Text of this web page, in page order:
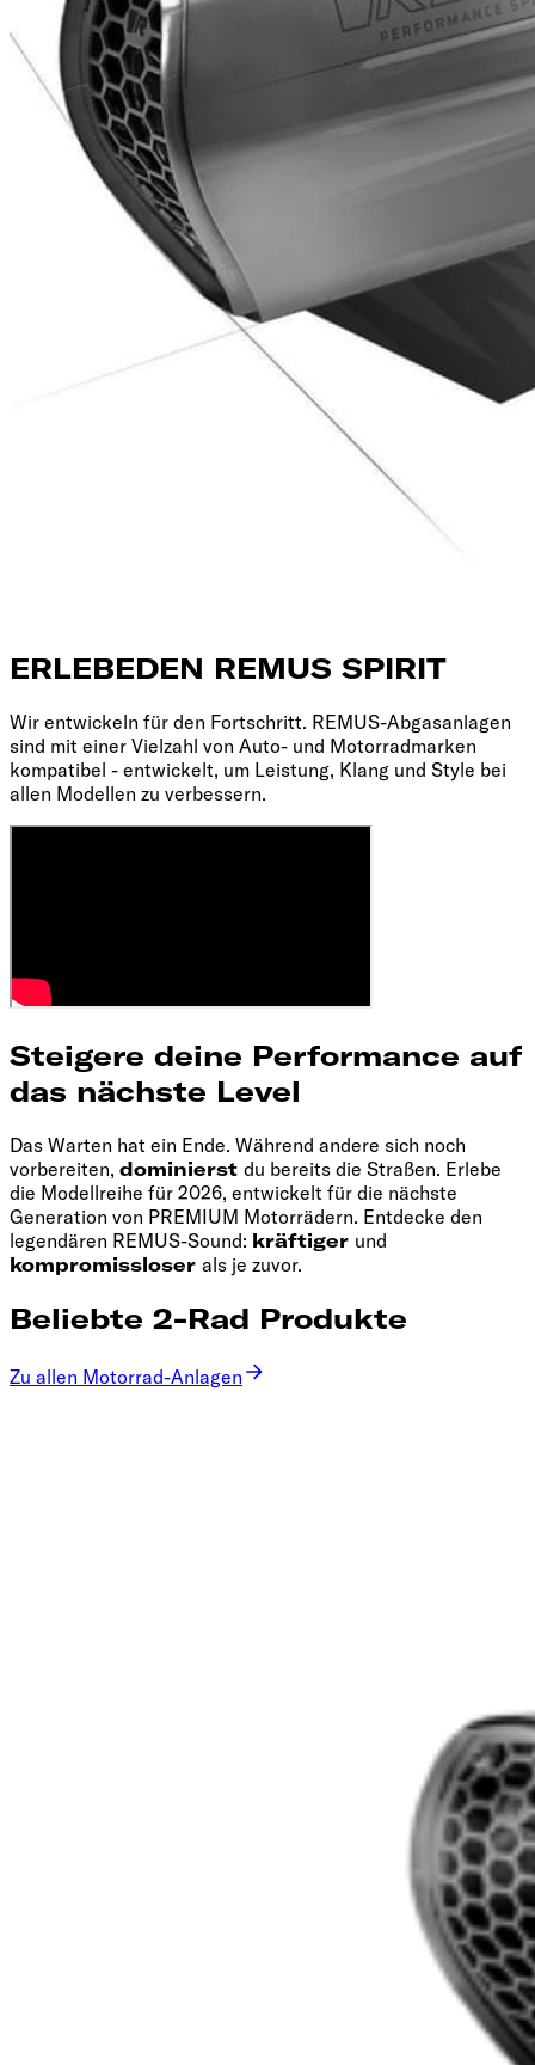
ERLEBEDEN REMUS SPIRIT
Wir entwickeln für den Fortschritt. REMUS-Abgasanlagen
sind mit einer Vielzahl von Auto- und Motorradmarken
kompatibel - entwickelt, um Leistung, Klang und Style bei
allen Modellen zu verbessern.
Steigere deine Performance auf
das nächste Level
Das Warten hat ein Ende. Während andere sich noch
vorbereiten, dominierst du bereits die Straßen. Erlebe
die Modellreihe für 2026, entwickelt für die nächste
Generation von PREMIUM Motorrädern. Entdecke den
legendären REMUS-Sound: kräftiger und
kompromissloser als je zuvor.
Beliebte 2-Rad Produkte
Zu allen Motorrad-Anlagen